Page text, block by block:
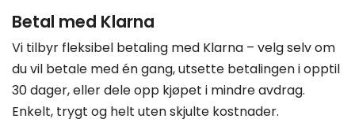
Betal med Klarna
Vi tilbyr fleksibel betaling med Klarna – velg selv om
du vil betale med én gang, utsette betalingen i opptil
30 dager, eller dele opp kjøpet i mindre avdrag.
Enkelt, trygt og helt uten skjulte kostnader.